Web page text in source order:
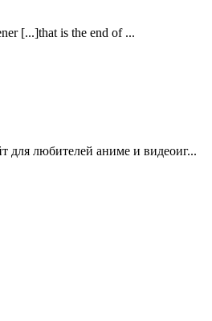
[...]that is the end of ...
для любителей аниме и видеоиг...